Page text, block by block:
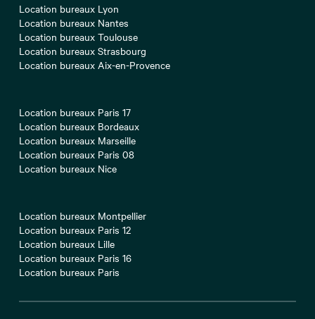
Location bureaux Lyon
Location bureaux Nantes
Location bureaux Toulouse
Location bureaux Strasbourg
Location bureaux Aix-en-Provence
Location bureaux Paris 17
Location bureaux Bordeaux
Location bureaux Marseille
Location bureaux Paris 08
Location bureaux Nice
Location bureaux Montpellier
Location bureaux Paris 12
Location bureaux Lille
Location bureaux Paris 16
Location bureaux Paris